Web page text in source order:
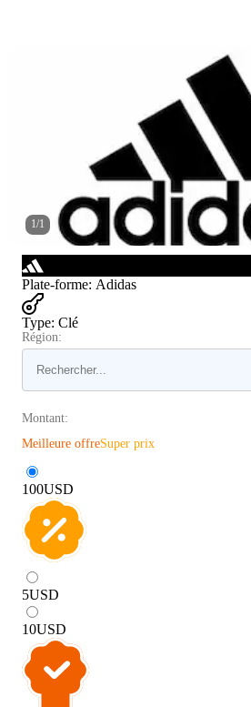
1/1
Plate-forme: Adidas
Type: Clé
Région:
Montant:
Meilleure offreSuper prix
100USD
5USD
10USD